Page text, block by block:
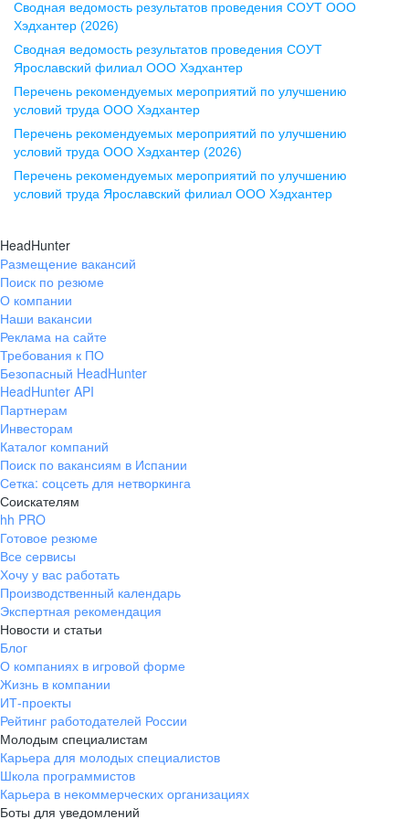
ул. Комиссаржевской, д. 10,
офис 1212
+7 473 280-05-05
pr@vrn.hh.ru
ул. Спартаковская, д. 2А, этаж 3,
помещение 15
+7 843 212-12-50
Екатеринбург
ул. Боевых Дружин, стр. 20,
+7 343 226-79-99
pr@ural.hh.ru
ул. Янковского, д. 169, 7 этаж,
706 каб.
+7 861 205-55-57
pr@krd.hh.ru
Владивосток
пер. Ланинский д. 4, офис 3.4
+7 423 202-33-28
pr@dv.hh.ru
Новосибирск
ул. Большевистская, д. 35,
помещение 21
+7 383 207-94-64
pr@nsk.hh.ru
Минск
Сводная ведомость результатов проведения СОУТ ООО
Хэдхантер (2026)
Сводная ведомость результатов проведения СОУТ
Ярославский филиал ООО Хэдхантер
Перечень рекомендуемых мероприятий по улучшению
условий труда ООО Хэдхантер
Перечень рекомендуемых мероприятий по улучшению
условий труда ООО Хэдхантер (2026)
Перечень рекомендуемых мероприятий по улучшению
условий труда Ярославский филиал ООО Хэдхантер
HeadHunter
Размещение вакансий
Поиск по резюме
О компании
Наши вакансии
Реклама на сайте
Требования к ПО
Безопасный HeadHunter
HeadHunter API
Партнерам
Инвесторам
Каталог компаний
Поиск по вакансиям в Испании
Сетка: соцсеть для нетворкинга
Соискателям
hh PRO
Готовое резюме
Все сервисы
Хочу у вас работать
Производственный календарь
Экспертная рекомендация
Новости и статьи
Блог
О компаниях в игровой форме
Жизнь в компании
ИТ-проекты
Рейтинг работодателей России
Молодым специалистам
Карьера для молодых специалистов
Школа программистов
Карьера в некоммерческих организациях
Боты для уведомлений